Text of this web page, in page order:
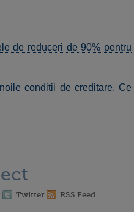
de reduceri de 90% pentru
conditii de creditare. Ce
Twitter RSS Feed